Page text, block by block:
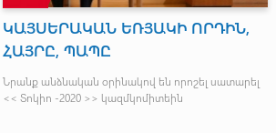
ԿԱՅՍԵՐԱԿԱՆ ԵՌՅԱԿԻ ՈՐԴԻՆ,
ՀԱՅՐԸ, ՊԱՊԸ
Նրանք անձնական օրինակով են որոշել սատարել
<< Տոկիո -2020 >> կազմկոմիտեին